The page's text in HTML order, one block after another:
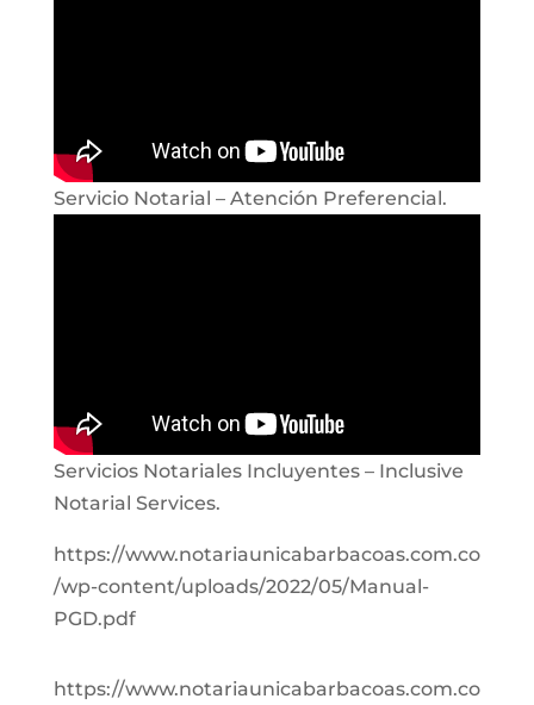
Servicio Notarial – Atención Preferencial.
Servicios Notariales Incluyentes – Inclusive
Notarial Services.
https://www.notariaunicabarbacoas.com.co
/wp-content/uploads/2022/05/Manual-
PGD.pdf
https://www.notariaunicabarbacoas.com.co